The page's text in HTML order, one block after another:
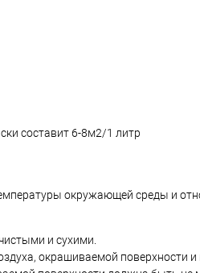
составит 6-8м2/1 литр
окружающей среды и
и сухими.
окрашиваемой